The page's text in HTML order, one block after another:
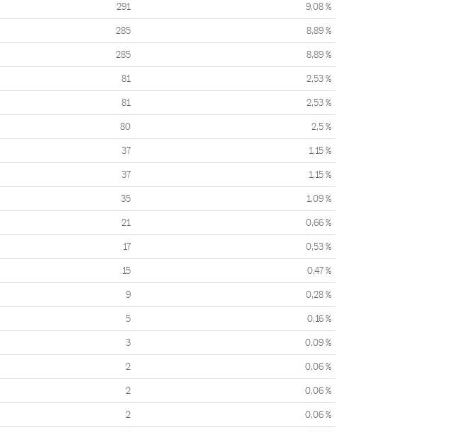
291 9,08 %
285 8,89 %
285 8,89 %
81 2,53 %
81 2,53 %
80 2,5 %
37 1,15 %
37 1,15 %
35 1,09 %
21 0,66 %
17 0,53 %
15 0,47 %
9 0,28 %
5 0,16 %
3 0,09 %
2 0,06 %
2 0,06 %
2 0,06 %